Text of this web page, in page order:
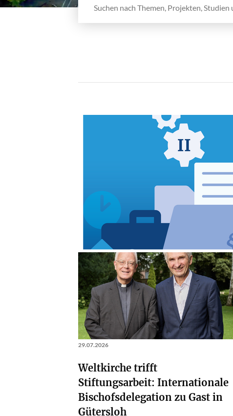
Aktuelles
29.07.2026
Weltkirche trifft
Stiftungsarbeit: Internationale
Bischofsdelegation zu Gast in
Gütersloh